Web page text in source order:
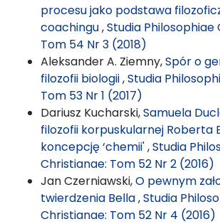
procesu jako podstawa
coachingu,Studia Philosophiae
Tom 54 Nr 3 (2018)
Aleksander A. Ziemny,Spór o
filozofii biologii,Studia
Tom 53 Nr 1 (2017)
Dariusz Kucharski,Samuela
filozofii korpuskularnej Roberta
koncepcję ‘chemii',Studia
Christianae: Tom 52 Nr 2 (2016)
Jan Czerniawski,O pewnym
twierdzenia Bella,Studia
Christianae: Tom 52 Nr 4 (2016)